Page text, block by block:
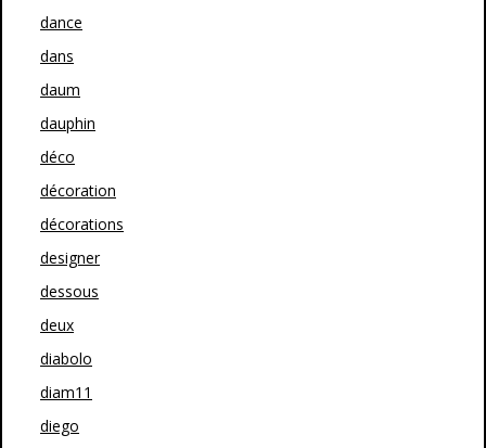
dance
dans
daum
dauphin
déco
décoration
décorations
designer
dessous
deux
diabolo
diam11
diego